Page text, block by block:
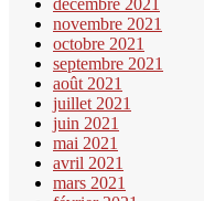
décembre 2021
novembre 2021
octobre 2021
septembre 2021
août 2021
juillet 2021
juin 2021
mai 2021
avril 2021
mars 2021